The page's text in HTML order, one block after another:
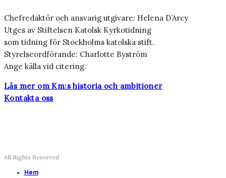
Chefredaktör och ansvarig utgivare: Helena D’Arcy
Utges av Stiftelsen Katolsk Kyrkotidning
som tidning för Stockholms katolska stift.
Styrelseordförande: Charlotte Byström
Ange källa vid citering.
Läs mer om Km:s historia och ambitioner
Kontakta oss
All Rights Reserved
Hem